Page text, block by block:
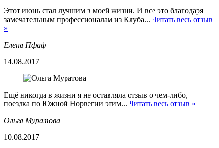
Этот июнь стал лучшим в моей жизни. И все это благодаря
замечательным профессионалам из Клуба... Читать весь отзыв
»
Елена Пфаф
14.08.2017
Ещё никогда в жизни я не оставляла отзыв о чем-либо,
поездка по Южной Норвегии этим... Читать весь отзыв »
Ольга Муратова
10.08.2017